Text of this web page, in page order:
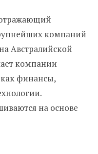
компаний
Австралийской
компании
как финансы,
на основе